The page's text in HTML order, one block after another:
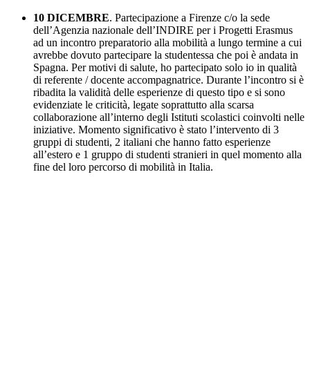
10 DICEMBRE. Partecipazione a Firenze c/o la sede
dell’Agenzia nazionale dell’INDIRE per i Progetti Erasmus
ad un incontro preparatorio alla mobilità a lungo termine a cui
avrebbe dovuto partecipare la studentessa che poi è andata in
Spagna. Per motivi di salute, ho partecipato solo io in qualità
di referente / docente accompagnatrice. Durante l’incontro si è
ribadita la validità delle esperienze di questo tipo e si sono
evidenziate le criticità, legate soprattutto alla scarsa
collaborazione all’interno degli Istituti scolastici coinvolti nelle
iniziative. Momento significativo è stato l’intervento di 3
gruppi di studenti, 2 italiani che hanno fatto esperienze
all’estero e 1 gruppo di studenti stranieri in quel momento alla
fine del loro percorso di mobilità in Italia.